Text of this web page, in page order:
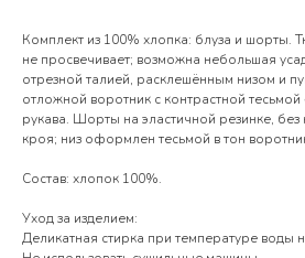
Комплект из 100% хлопка: блуза и шорты.
не просвечивает; возможна небольшая
отрезной талией, расклешённым низом и
отложной воротник с контрастной тесьмой
рукава. Шорты на эластичной резинке,
кроя; низ оформлен тесьмой в тон
Состав: хлопок 100%.
Уход за изделием:
Деликатная стирка при температуре воды